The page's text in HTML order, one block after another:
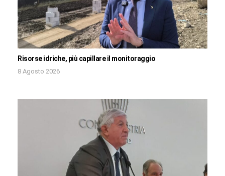
Risorse idriche, più capillare il monitoraggio
8 Agosto 2026